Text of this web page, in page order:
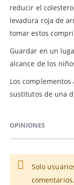
reducir el
levadura roja de
tomar estos
Guardar en un
alcance de los
Los
sustitutos de una
OPINIONES
Solo